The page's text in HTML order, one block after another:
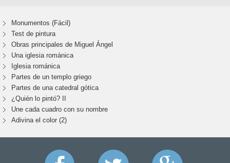
Monumentos (Fácil)
Test de pintura
Obras principales de Miguel Ángel
Una iglesia románica
Iglesia románica
Partes de un templo griego
Partes de una catedral gótica
¿Quién lo pintó? II
Une cada cuadro con su nombre
Adivina el color (2)